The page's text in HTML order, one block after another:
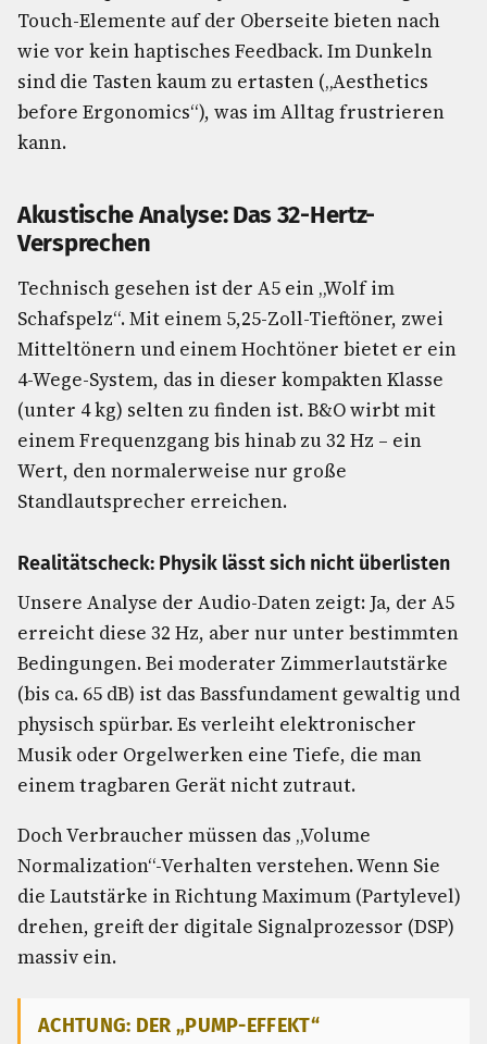
Touch-Elemente auf der Oberseite bieten nach
wie vor kein haptisches Feedback. Im Dunkeln
sind die Tasten kaum zu ertasten („Aesthetics
before Ergonomics“), was im Alltag frustrieren
kann.
Akustische Analyse: Das 32-Hertz-
Versprechen
Technisch gesehen ist der A5 ein „Wolf im
Schafspelz“. Mit einem 5,25-Zoll-Tieftöner, zwei
Mitteltönern und einem Hochtöner bietet er ein
4-Wege-System, das in dieser kompakten Klasse
(unter 4 kg) selten zu finden ist. B&O wirbt mit
einem Frequenzgang bis hinab zu 32 Hz – ein
Wert, den normalerweise nur große
Standlautsprecher erreichen.
Realitätscheck: Physik lässt sich nicht überlisten
Unsere Analyse der Audio-Daten zeigt: Ja, der A5
erreicht diese 32 Hz, aber nur unter bestimmten
Bedingungen. Bei moderater Zimmerlautstärke
(bis ca. 65 dB) ist das Bassfundament gewaltig und
physisch spürbar. Es verleiht elektronischer
Musik oder Orgelwerken eine Tiefe, die man
einem tragbaren Gerät nicht zutraut.
Doch Verbraucher müssen das „Volume
Normalization“-Verhalten verstehen. Wenn Sie
die Lautstärke in Richtung Maximum (Partylevel)
drehen, greift der digitale Signalprozessor (DSP)
massiv ein.
ACHTUNG: DER „PUMP-EFFEKT“